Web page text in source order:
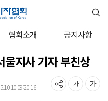
협회소개 공지사항
지사 기자 부친상
09:20:16